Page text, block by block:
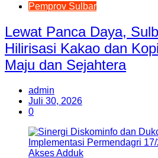
Pemprov Sulbar
Lewat Panca Daya,
Hilirisasi Kakao dan
Maju dan Sejahtera
admin
Juli 30, 2026
0